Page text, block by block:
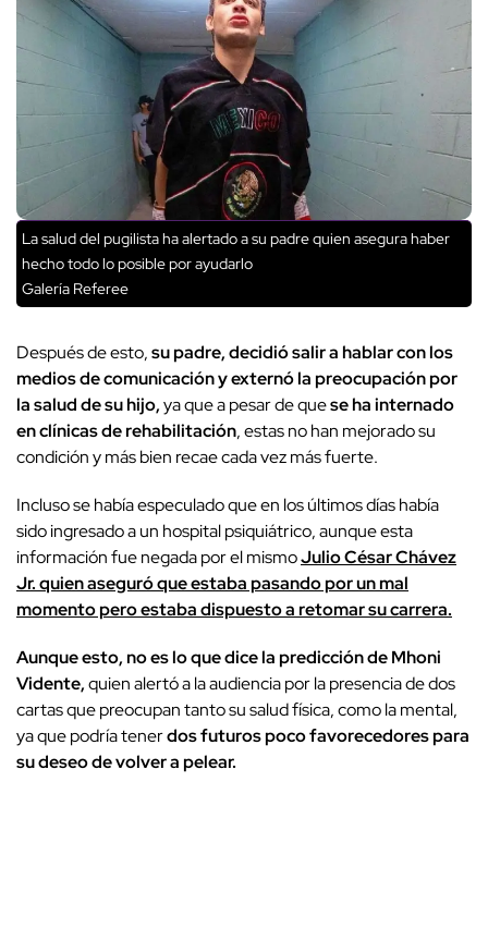
La salud del pugilista ha alertado a su padre quien asegura haber
hecho todo lo posible por ayudarlo
Galería Referee
Después de esto,su padre, decidió salir a hablar con los
medios de comunicación y externó la preocupación por
la salud de su hijo,ya que a pesar de quese ha internado
en clínicas de rehabilitación, estas no han mejorado su
condición y más bien recae cada vez más fuerte.
Incluso se había especulado que en los últimos días había
sido ingresado a un hospital psiquiátrico, aunque esta
información fue negada por el mismoJulio César Chávez
Jr. quien aseguró que estaba pasando por un mal
momento pero estaba dispuesto a retomar su carrera.
Aunque esto, no es lo que dice la predicción de Mhoni
Vidente,quien alertó a la audiencia por la presencia de dos
cartas que preocupan tanto su salud física, como la mental,
ya que podría tenerdos futuros poco favorecedores para
su deseo de volver a pelear.